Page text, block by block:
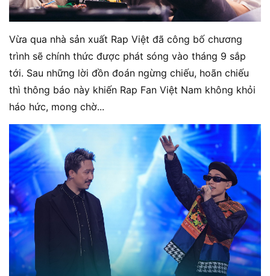
Vừa qua nhà sản xuất Rap Việt đã công bố chương
trình sẽ chính thức được phát sóng vào tháng 9 sắp
tới. Sau những lời đồn đoán ngừng chiếu, hoãn chiếu
thì thông báo này khiến Rap Fan Việt Nam không khỏi
háo hức, mong chờ...